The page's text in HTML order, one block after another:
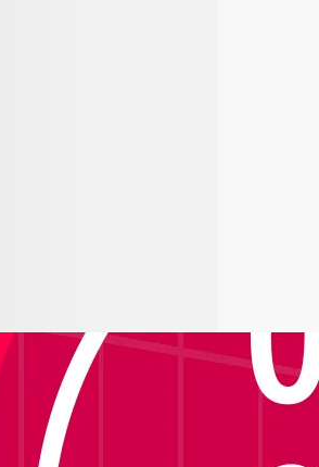
Cavalli VJC045 - Preto
Ver descrição
no momento.